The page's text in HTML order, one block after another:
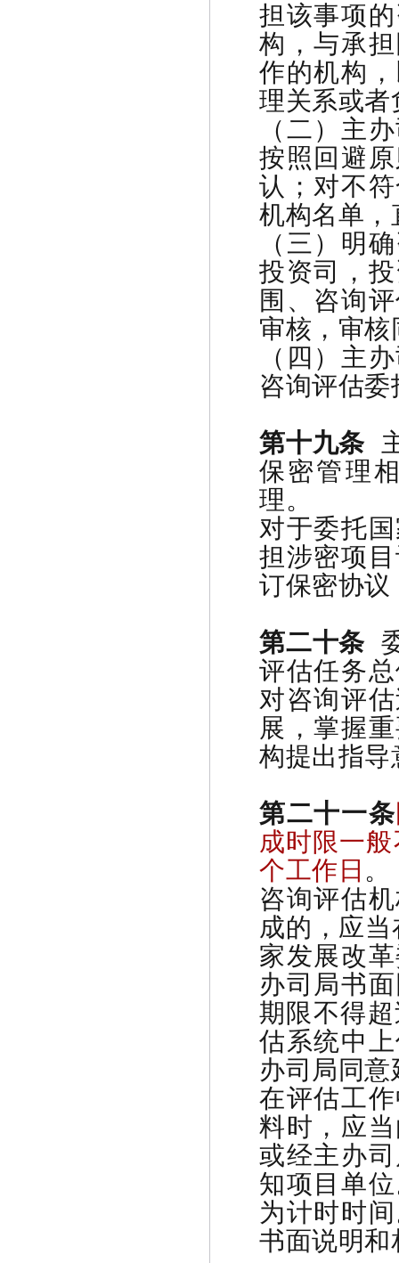
担该事项
构，与承
作的机构
理关系或
（二）主
按照回避
认；对不
机构名单
（三）明
投资司，
围、咨询
审核，审
（四）主
咨询评估
第十九条
保密管理
理。
对于委托
担涉密项
订保密协
第二十条
评估任务
对咨询评
展，掌握
构提出指
第二十一条
成时限一
个工作日 。
咨询评估
成的，应
家发展改
办司局书
期限不得
估系统中
办司局同
在评估工
料时，应
或经主办
知项目单
为计时时
书面说明